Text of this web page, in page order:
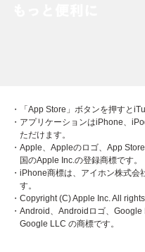
・「App Store」ボタンを押すと
・アプリケーションはiPhone、
ただけます。
・Apple、Appleのロゴ、App
国のApple Inc.の登録商標です。
・iPhone商標は、アイホン株式会
す。
・Copyright (C) Apple Inc. All
・Android、Androidロゴ、Google
Google LLC の商標です。